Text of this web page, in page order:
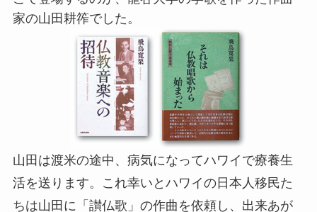
家の山田耕筰でした。
山田は渡米の途中、病気になってハワイで療養生
活を送ります。これ幸いとハワイの日本人移民た
ちは山田に「讃仏歌」の作曲を依頼し、出来あが